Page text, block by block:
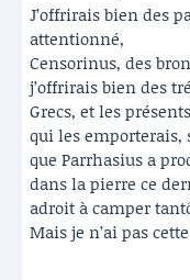
J’offrirais bien des
attentionné,
Censorinus, des
j’offrirais bien des
Grecs, et les
qui les emporterais,
que Parrhasius a
dans la pierre ce
adroit à camper
Mais je n’ai pas